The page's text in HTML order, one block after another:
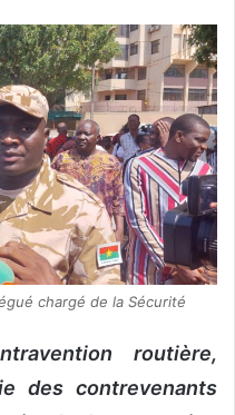
chargé de la Sécurité
routière,
des contrevenants